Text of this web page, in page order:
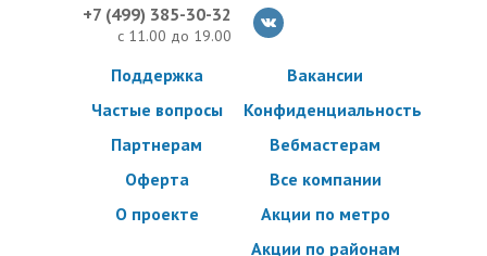
+7 (499) 385-30-32
с 11.00 до 19.00
Поддержка
Частые вопросы
Партнерам
Оферта
О проекте
Вакансии
Конфиденциальность
Вебмастерам
Все компании
Акции по метро
Акции по районам